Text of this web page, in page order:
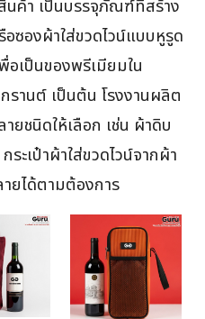
นค้า เป็นบรรจุภัณฑ์ที่สร้าง
ซองผ้าใส่ขวดไวน์แบบหูรูด
เป็นของพรีเมียมใน
รานต์ เป็นต้น โรงงานผลิต
ายชนิดให้เลือก เช่น ผ้าดิบ
ะเป๋าผ้าใส่ขวดไวน์จากผ้า
ยได้ตามต้องการ